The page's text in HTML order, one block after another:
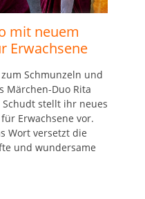
mit neuem
Erwachsene
Schmunzeln und
Märchen-Duo Rita
stellt ihr neues
Erwachsene vor.
Wort versetzt die
und wundersame